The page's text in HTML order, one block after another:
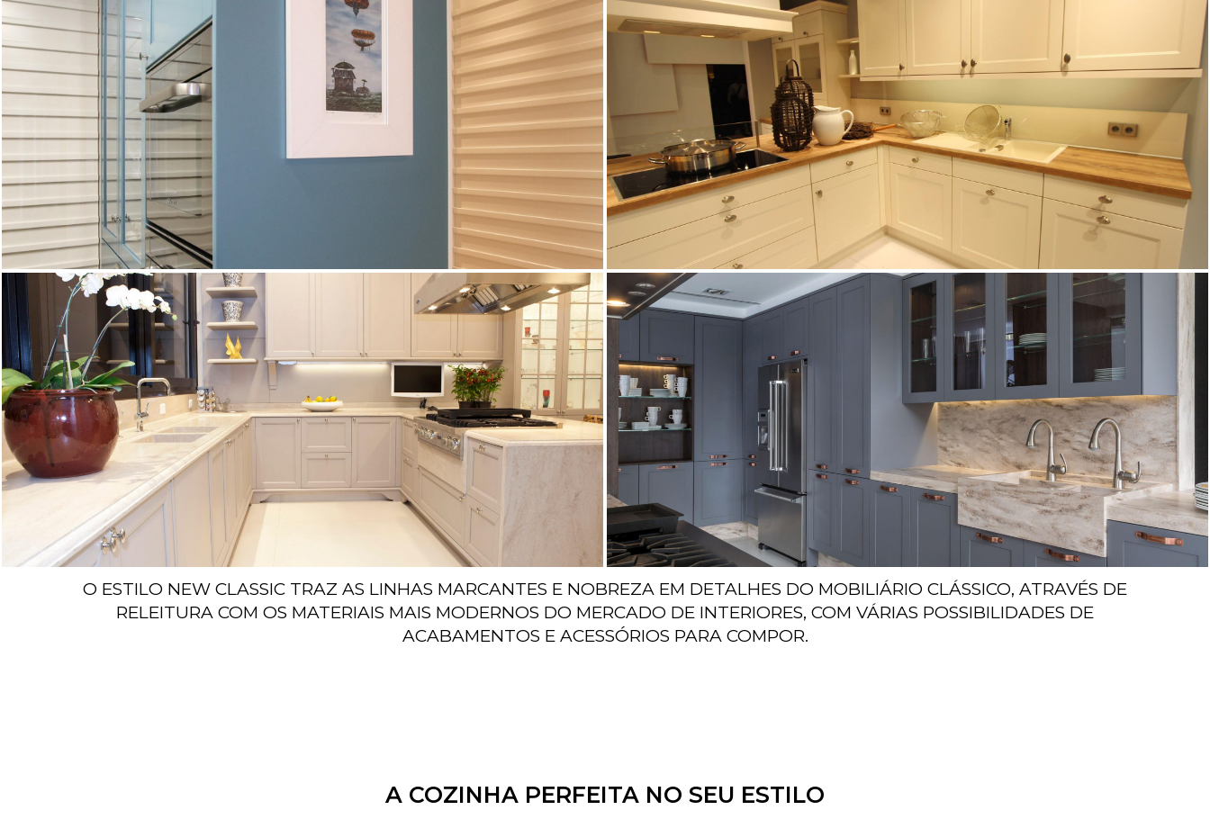
DALLAS DALLAS
DALLAS DALLAS
O ESTILO NEW CLASSIC TRAZ AS LINHAS MARCANTES E NOBREZA EM DETALHES DO MOBILIÁRIO CLÁSSICO, ATRAVÉS DE
RELEITURA COM OS MATERIAIS MAIS MODERNOS DO MERCADO DE INTERIORES, COM VÁRIAS POSSIBILIDADES DE
ACABAMENTOS E ACESSÓRIOS PARA COMPOR.
A COZINHA PERFEITA NO SEU ESTILO